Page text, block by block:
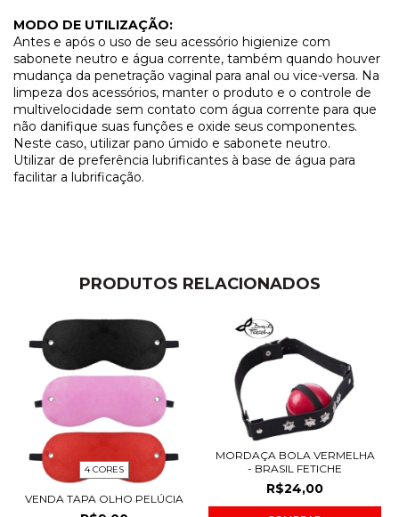
MODO DE UTILIZAÇÃO:
Antes e após o uso de seu acessório higienize com
sabonete neutro e água corrente, também quando houver
mudança da penetração vaginal para anal ou vice-versa. Na
limpeza dos acessórios, manter o produto e o controle de
multivelocidade sem contato com água corrente para que
não danifique suas funções e oxide seus componentes.
Neste caso, utilizar pano úmido e sabonete neutro.
Utilizar de preferência lubrificantes à base de água para
facilitar a lubrificação.
PRODUTOS RELACIONADOS
4 CORES
VENDA TAPA OLHO PELÚCIA
MORDAÇA BOLA VERMELHA
- BRASIL FETICHE
R$24,00